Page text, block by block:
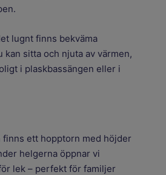
lugnt finns bekväma
kan sitta och njuta av värmen,
i plaskbassängen eller i
finns ett hopptorn med höjder
helgerna öppnar vi
lek – perfekt för familjer